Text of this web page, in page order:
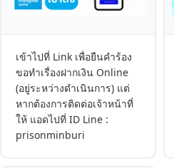
เข้าไปที่ Link เพื่อยืนคำร้อง
ขอทำเรื่องฝากเงิน Online
(อยู่ระหว่างดำเนินการ) แต่
หากต้องการติดต่อเจ้าหน้าที่
ให้ แอดไปที่ ID Line :
prisonminburi